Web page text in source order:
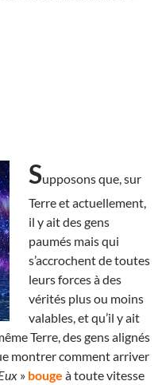
Supposons que, sur
Terre et actuellement,
il y ait des gens
paumés mais qui
s’accrochent de toutes
leurs forces à des
vérités plus ou moins
valables, et qu’il y ait
Terre, des gens alignés
montrer comment arriver
» bouge à toute vitesse